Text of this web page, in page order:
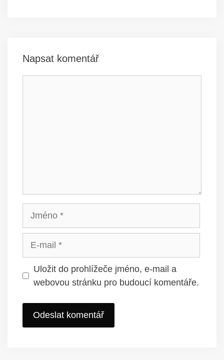
Napsat komentář
Jméno
Uložit do prohlížeče jméno, e-mail a
webovou stránku pro budoucí komentáře.